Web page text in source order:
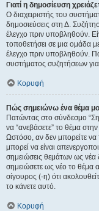
Γιατί η δημοσίευση
Ο διαχειριστής του
δημοσιεύσεις στη Δ.
έλεγχο πριν υποβληθούν.
τοποθετήσει σε μια ομάδα
έλεγχο πριν υποβληθούν.
συστήματος συζητήσεων
Κορυφή
Πώς σημειώνω ένα θέμα
Πατώντας στο σύνδεσμο
να “ανεβάσετε” το θέμα
Ωστόσο, αν δεν μπορείτε να
μπορεί να είναι
σημειώσεις θεμάτων ως νέα
σημειώσετε ως νέο το θέμα
σίγουρος (-η) ότι
το κάνετε αυτό.
Κορυφή